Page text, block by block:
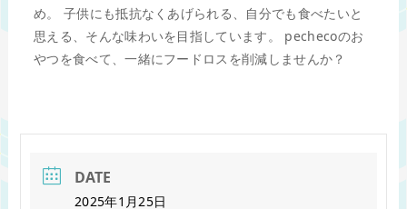
め。 子供にも抵抗なくあげられる、自分でも食べたいと
思える、そんな味わいを目指しています。 pechecoのお
やつを食べて、一緒にフードロスを削減しませんか？
DATE
2025年1月25日